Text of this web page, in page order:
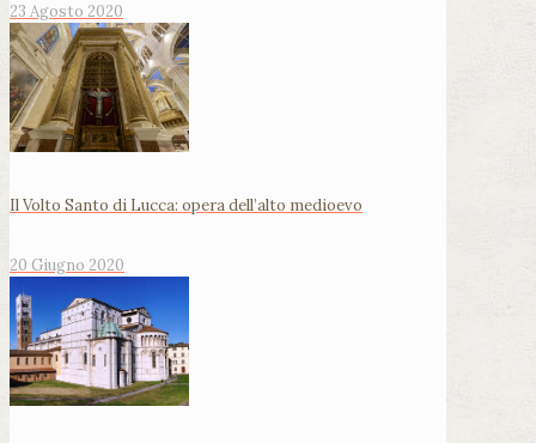
23 Agosto 2020
Il Volto Santo di Lucca: opera dell’alto medioevo
20 Giugno 2020